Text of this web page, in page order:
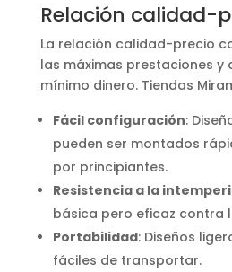
Relación calidad-
La relación calidad-precio
las máximas prestaciones y
mínimo dinero. Tiendas
Fácil configuración:
pueden ser montados
por principiantes.
Resistencia a la
básica pero eficaz contra
Portabilidad: Diseños
fáciles de transportar.